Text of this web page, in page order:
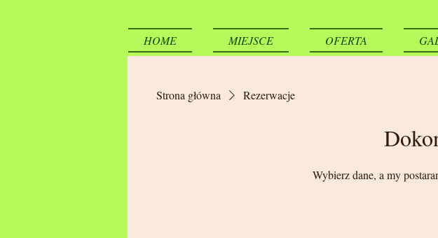
HOME MIEJSCE OFERTA
Strona główna Rezerwacje
Wybierz dane, a my